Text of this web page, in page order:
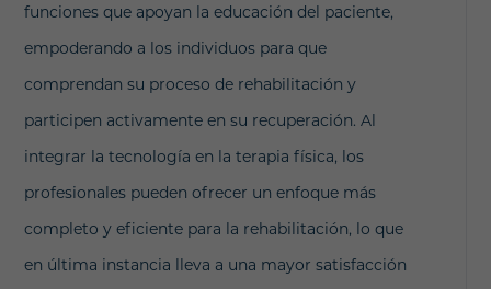
funciones que apoyan la educación del paciente,
empoderando a los individuos para que
comprendan su proceso de rehabilitación y
participen activamente en su recuperación. Al
integrar la tecnología en la terapia física, los
profesionales pueden ofrecer un enfoque más
completo y eficiente para la rehabilitación, lo que
en última instancia lleva a una mayor satisfacción